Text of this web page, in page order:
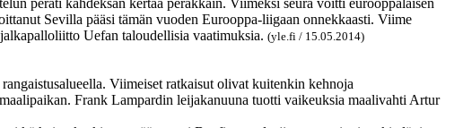
peräti kahdeksan kertaa peräkkäin. Viimeksi seura voitti eurooppalaisen
Sevilla pääsi tämän vuoden Eurooppa-liigaan onnekkaasti. Viime
Uefan taloudellisia vaatimuksia. (yle.fi / 15.05.2014)
Viimeiset ratkaisut olivat kuitenkin kehnoja
Frank Lampardin leijakanuuna tuotti vaikeuksia maalivahti Artur